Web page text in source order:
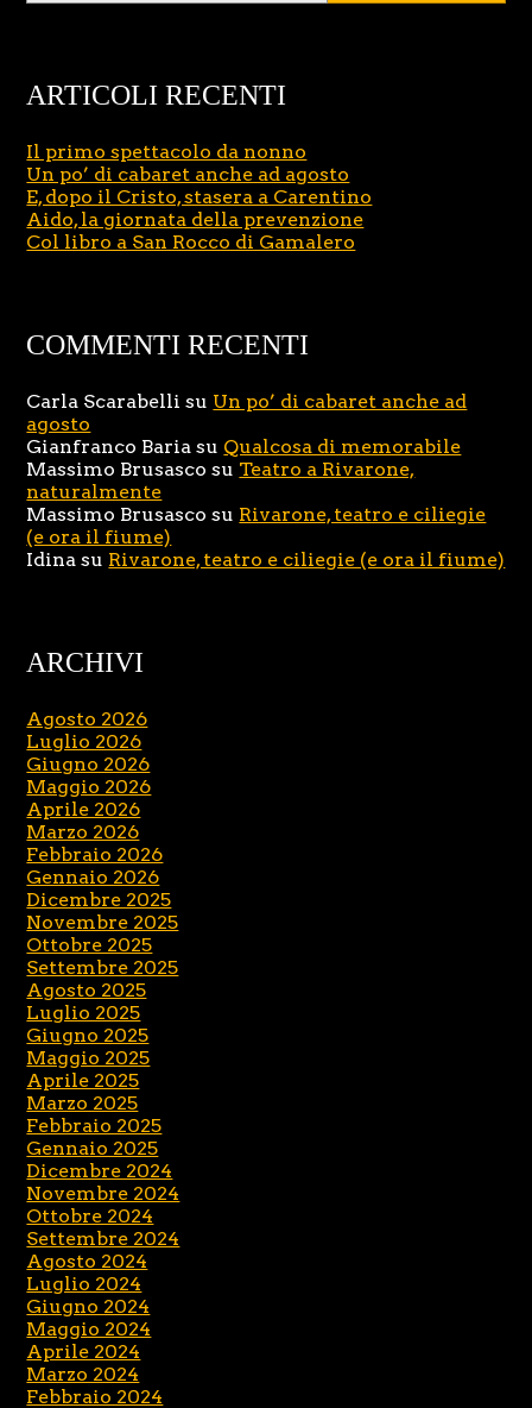
ARTICOLI RECENTI
Il primo spettacolo da nonno
Un po’ di cabaret anche ad agosto
E, dopo il Cristo, stasera a Carentino
Aido, la giornata della prevenzione
Col libro a San Rocco di Gamalero
COMMENTI RECENTI
Carla Scarabelli su Un po’ di cabaret anche ad
agosto
Gianfranco Baria su Qualcosa di memorabile
Massimo Brusasco su Teatro a Rivarone,
naturalmente
Massimo Brusasco su Rivarone, teatro e ciliegie
(e ora il fiume)
Idina su Rivarone, teatro e ciliegie (e ora il fiume)
ARCHIVI
Agosto 2026
Luglio 2026
Giugno 2026
Maggio 2026
Aprile 2026
Marzo 2026
Febbraio 2026
Gennaio 2026
Dicembre 2025
Novembre 2025
Ottobre 2025
Settembre 2025
Agosto 2025
Luglio 2025
Giugno 2025
Maggio 2025
Aprile 2025
Marzo 2025
Febbraio 2025
Gennaio 2025
Dicembre 2024
Novembre 2024
Ottobre 2024
Settembre 2024
Agosto 2024
Luglio 2024
Giugno 2024
Maggio 2024
Aprile 2024
Marzo 2024
Febbraio 2024